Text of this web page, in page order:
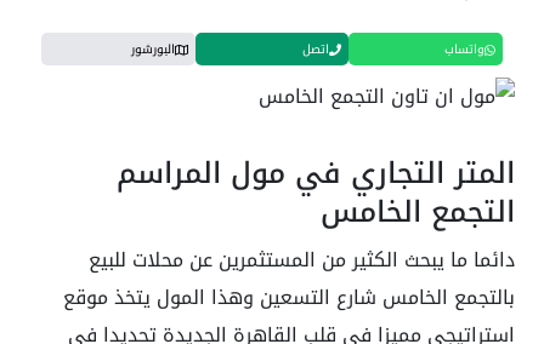
واتساب اتصل البورشور
المتر التجاري في مول المراسم
التجمع الخامس
دائما ما يبحث الكثير من المستثمرين عن محلات للبيع
بالتجمع الخامس شارع التسعين وهذا المول يتخذ موقع
استراتيجي مميزا في قلب القاهرة الجديدة تحديدا في